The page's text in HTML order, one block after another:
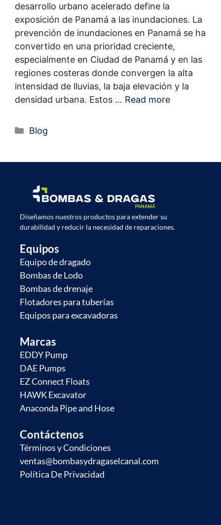
desarrollo urbano acelerado define la
exposición de Panamá a las inundaciones. La
prevención de inundaciones en Panamá se ha
convertido en una prioridad creciente,
especialmente en Ciudad de Panamá y en las
regiones costeras donde convergen la alta
intensidad de lluvias, la baja elevación y la
densidad urbana. Estos … Read more
Blog
Diseñamos nuestros productos para extender su
durabilidad y reducir la necesidad de reparaciones.
Equipos
Equipo de dragado
Bombas de Lodo
Bombas de drenaje
Flotadores para tuberías
Equipos para excavadoras
Marcas
EDDY Pump
DAE Pumps
EZ Connect Floats
HAWK Excavator
Anaconda Pipe and Hose
Contáctenos
Términos y Condiciones
ventas@bombasydragaselcanal.com
Política De Privacidad